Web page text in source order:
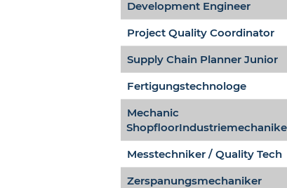
Development Engineer
Project Quality Coordinator
Supply Chain Planner Junior
Fertigungstechnologe
Mechanic
Messtechniker / Quality Tech
Zerspanungsmechaniker